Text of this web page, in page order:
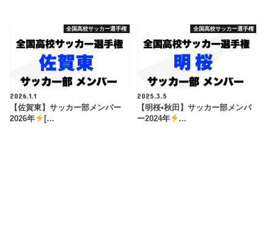
全国高校サッカー選手権
2026.1.1
【佐賀東】サッカー部メンバー
2026年
[…
全国高校サッカー選手権
2025.3.5
【明桜•秋田】サッカー部メンバ
ー2024年
…